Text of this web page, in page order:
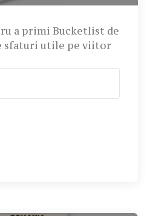
a primi Bucketlist de
sfaturi utile pe viitor